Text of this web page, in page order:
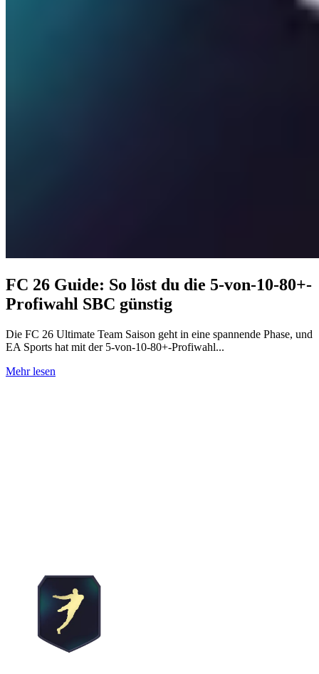
FC 26 Guide: So löst du die 5-von-10-80+-
Profiwahl SBC günstig
Die FC 26 Ultimate Team Saison geht in eine spannende Phase, und
EA Sports hat mit der 5-von-10-80+-Profiwahl...
Mehr lesen